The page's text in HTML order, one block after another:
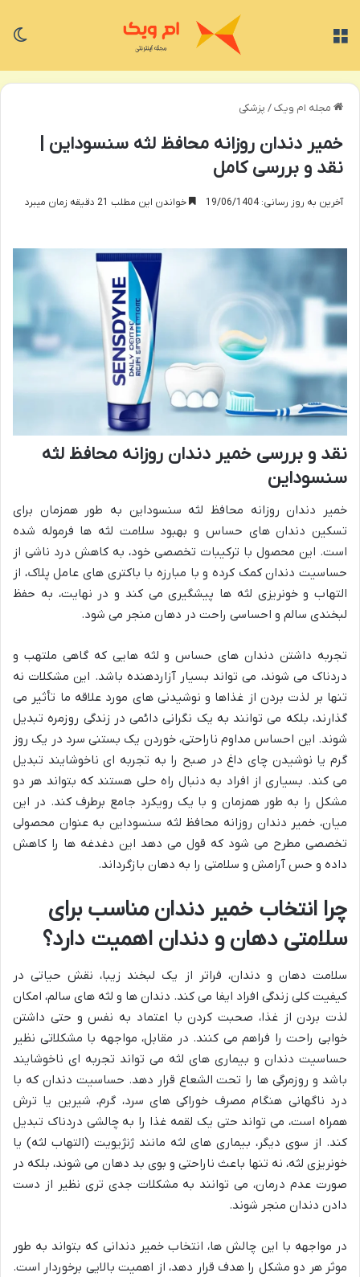
مجله ام ویک/ پزشکی
خمیر دندان روزانه محافظ لثه سنسوداین |
نقد و بررسی کامل
آخرین به روز رسانی: 19/06/1404 خواندن این مطلب 21 دقیقه زمان میبرد
نقد و بررسی خمیر دندان روزانه محافظ لثه
سنسوداین
خمیر دندان روزانه محافظ لثه سنسوداین به طور همزمان برای
تسکین دندان های حساس و بهبود سلامت لثه ها فرموله شده
است. این محصول با ترکیبات تخصصی خود، به کاهش درد ناشی از
حساسیت دندان کمک کرده و با مبارزه با باکتری های عامل پلاک، از
التهاب و خونریزی لثه ها پیشگیری می کند و در نهایت، به حفظ
لبخندی سالم و احساسی راحت در دهان منجر می شود.
تجربه داشتن دندان های حساس و لثه هایی که گاهی ملتهب و
دردناک می شوند، می تواند بسیار آزاردهنده باشد. این مشکلات نه
تنها بر لذت بردن از غذاها و نوشیدنی های مورد علاقه ما تأثیر می
گذارند، بلکه می توانند به یک نگرانی دائمی در زندگی روزمره تبدیل
شوند. این احساس مداوم ناراحتی، خوردن یک بستنی سرد در یک روز
گرم یا نوشیدن چای داغ در صبح را به تجربه ای ناخوشایند تبدیل
می کند. بسیاری از افراد به دنبال راه حلی هستند که بتواند هر دو
مشکل را به طور همزمان و با یک رویکرد جامع برطرف کند. در این
میان، خمیر دندان روزانه محافظ لثه سنسوداین به عنوان محصولی
تخصصی مطرح می شود که قول می دهد این دغدغه ها را کاهش
داده و حس آرامش و سلامتی را به دهان بازگرداند.
چرا انتخاب خمیر دندان مناسب برای
سلامتی دهان و دندان اهمیت دارد؟
سلامت دهان و دندان، فراتر از یک لبخند زیبا، نقش حیاتی در
کیفیت کلی زندگی افراد ایفا می کند. دندان ها و لثه های سالم، امکان
لذت بردن از غذا، صحبت کردن با اعتماد به نفس و حتی داشتن
خوابی راحت را فراهم می کنند. در مقابل، مواجهه با مشکلاتی نظیر
حساسیت دندان و بیماری های لثه می تواند تجربه ای ناخوشایند
باشد و روزمرگی ها را تحت الشعاع قرار دهد. حساسیت دندان که با
درد ناگهانی هنگام مصرف خوراکی های سرد، گرم، شیرین یا ترش
همراه است، می تواند حتی یک لقمه غذا را به چالشی دردناک تبدیل
کند. از سوی دیگر، بیماری های لثه مانند ژنژیویت (التهاب لثه) یا
خونریزی لثه، نه تنها باعث ناراحتی و بوی بد دهان می شوند، بلکه در
صورت عدم درمان، می توانند به مشکلات جدی تری نظیر از دست
دادن دندان منجر شوند.
در مواجهه با این چالش ها، انتخاب خمیر دندانی که بتواند به طور
موثر هر دو مشکل را هدف قرار دهد، از اهمیت بالایی برخوردار است.